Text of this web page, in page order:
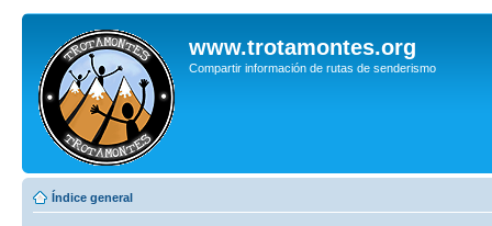
www.trotamontes.org
Compartir información de rutas de senderismo
Índice general